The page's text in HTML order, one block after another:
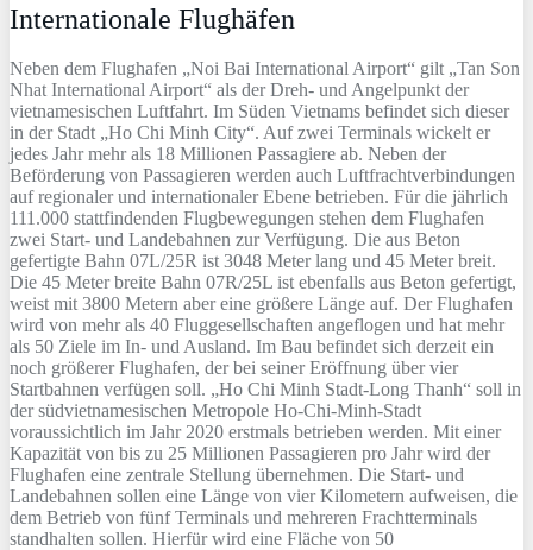
Internationale Flughäfen
Neben dem Flughafen „Noi Bai International Airport“ gilt „Tan Son
Nhat International Airport“ als der Dreh- und Angelpunkt der
vietnamesischen Luftfahrt. Im Süden Vietnams befindet sich dieser
in der Stadt „Ho Chi Minh City“. Auf zwei Terminals wickelt er
jedes Jahr mehr als 18 Millionen Passagiere ab. Neben der
Beförderung von Passagieren werden auch Luftfrachtverbindungen
auf regionaler und internationaler Ebene betrieben. Für die jährlich
111.000 stattfindenden Flugbewegungen stehen dem Flughafen
zwei Start- und Landebahnen zur Verfügung. Die aus Beton
gefertigte Bahn 07L/25R ist 3048 Meter lang und 45 Meter breit.
Die 45 Meter breite Bahn 07R/25L ist ebenfalls aus Beton gefertigt,
weist mit 3800 Metern aber eine größere Länge auf. Der Flughafen
wird von mehr als 40 Fluggesellschaften angeflogen und hat mehr
als 50 Ziele im In- und Ausland. Im Bau befindet sich derzeit ein
noch größerer Flughafen, der bei seiner Eröffnung über vier
Startbahnen verfügen soll. „Ho Chi Minh Stadt-Long Thanh“ soll in
der südvietnamesischen Metropole Ho-Chi-Minh-Stadt
voraussichtlich im Jahr 2020 erstmals betrieben werden. Mit einer
Kapazität von bis zu 25 Millionen Passagieren pro Jahr wird der
Flughafen eine zentrale Stellung übernehmen. Die Start- und
Landebahnen sollen eine Länge von vier Kilometern aufweisen, die
dem Betrieb von fünf Terminals und mehreren Frachtterminals
standhalten sollen. Hierfür wird eine Fläche von 50